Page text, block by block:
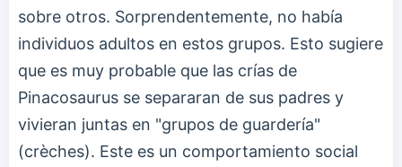
sobre otros. Sorprendentemente, no había
individuos adultos en estos grupos. Esto sugiere
que es muy probable que las crías de
Pinacosaurus se separaran de sus padres y
vivieran juntas en "grupos de guardería"
(crèches). Este es un comportamiento social